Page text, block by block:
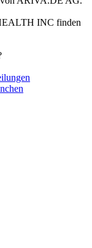
INC finden